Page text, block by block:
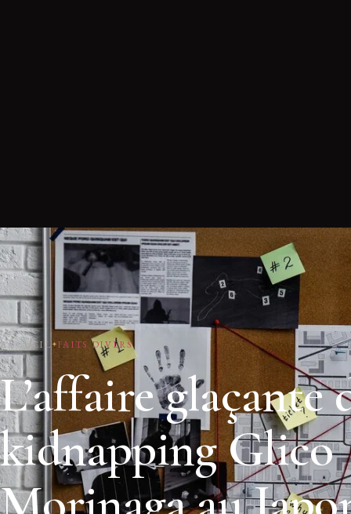
ACCUEIL FAITS DIVERS
L’affaire glaçante
kidnapping Glico